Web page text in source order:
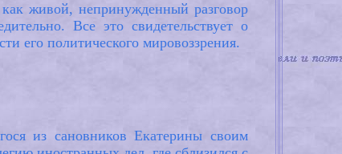
живой, непринужденный разговор
Все это свидетельствует о
его политического мировоззрения.
из сановников Екатерины своим